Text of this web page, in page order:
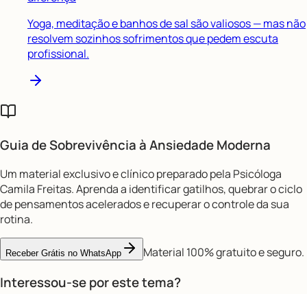
Yoga, meditação e banhos de sal são valiosos — mas não
resolvem sozinhos sofrimentos que pedem escuta
profissional.
Guia de Sobrevivência àAnsiedade Moderna
Um material exclusivo e clínico preparado pela Psicóloga
Camila Freitas. Aprenda a identificar gatilhos, quebrar o ciclo
de pensamentos acelerados e recuperar o controle da sua
rotina.
Receber Grátis no WhatsApp Material 100% gratuito e seguro.
Interessou-se por este tema?